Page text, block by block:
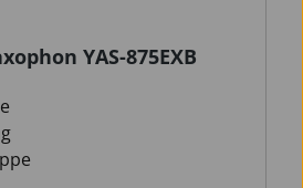
YAS-875EXB